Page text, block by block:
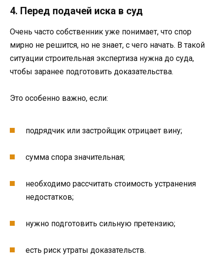
4. Перед подачей иска в суд
Очень часто собственник уже понимает, что спор
мирно не решится, но не знает, с чего начать. В такой
ситуации строительная экспертиза нужна до суда,
чтобы заранее подготовить доказательства.
Это особенно важно, если:
подрядчик или застройщик отрицает вину;
сумма спора значительная;
необходимо рассчитать стоимость устранения
недостатков;
нужно подготовить сильную претензию;
есть риск утраты доказательств.